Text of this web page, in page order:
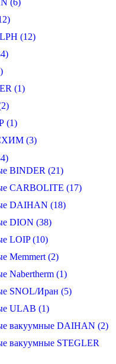
(6)
(12)
(1)
(1)
(3)
BINDER (21)
CARBOLITE (17)
DAIHAN (18)
DION (38)
LOIP (10)
Memmert (2)
Nabertherm (1)
SNOL/Иран (5)
ULAB (1)
вакуумные DAIHAN (2)
вакуумные STEGLER